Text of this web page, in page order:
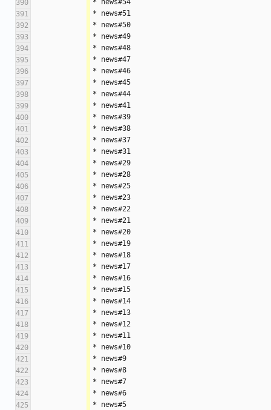
390
* news#54
391
* news#51
392
* news#50
393
* news#49
394
* news#48
395
* news#47
396
* news#46
397
* news#45
398
* news#44
399
* news#41
400
* news#39
401
* news#38
402
* news#37
403
* news#31
404
* news#29
405
* news#28
406
* news#25
407
* news#23
408
* news#22
409
* news#21
410
* news#20
411
* news#19
412
* news#18
413
* news#17
414
* news#16
415
* news#15
416
* news#14
417
* news#13
418
* news#12
419
* news#11
420
* news#10
421
* news#9
422
* news#8
423
* news#7
424
* news#6
425
* news#5